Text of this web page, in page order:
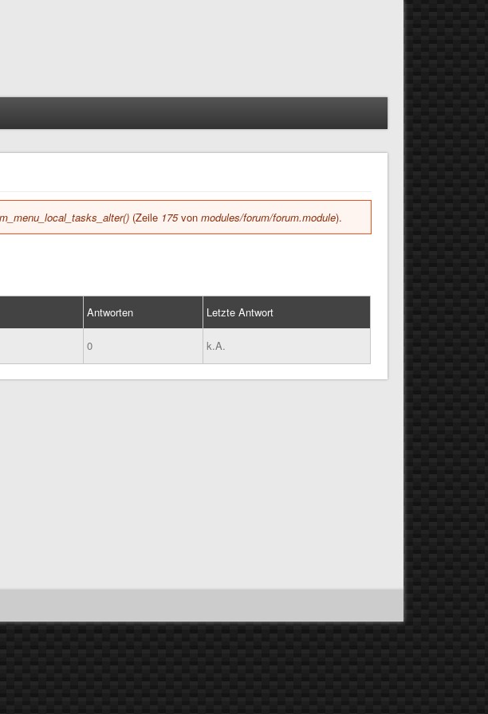
(Zeile 175vonmodules/forum/forum.module).
Antworten
Letzte Antwort
0 k.A.